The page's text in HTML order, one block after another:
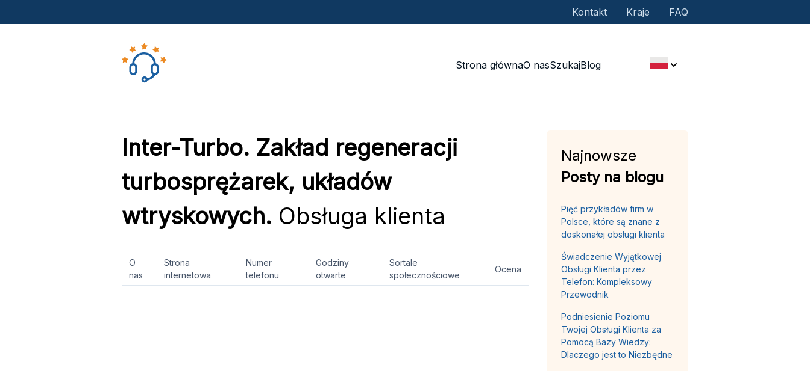
Kontakt Kraje FAQ
Strona głównaO nasSzukajBlog
Inter-Turbo. Zakład regeneracji
turbosprężarek, układów
wtryskowych. Obsługa klienta
O
nas
Strona
internetowa
Numer
telefonu
Godziny
otwarte
Sortale
społecznościowe
Ocena
Najnowsze
Posty na blogu
Pięć przykładów firm w
Polsce, które są znane z
doskonałej obsługi klienta
Świadczenie Wyjątkowej
Obsługi Klienta przez
Telefon: Kompleksowy
Przewodnik
Podniesienie Poziomu
Twojej Obsługi Klienta za
Pomocą Bazy Wiedzy:
Dlaczego jest to Niezbędne